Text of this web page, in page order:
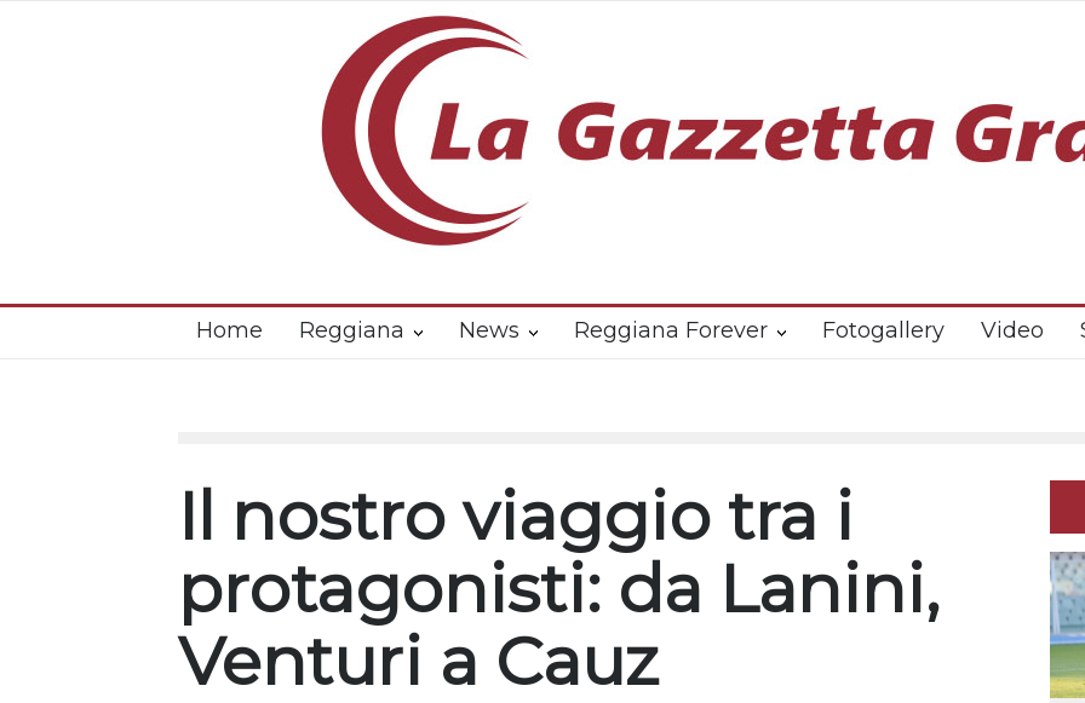
Home Reggiana News Reggiana Forever Fotogallery Video
Il nostro viaggio tra i
protagonisti: da Lanini,
Venturi a Cauz